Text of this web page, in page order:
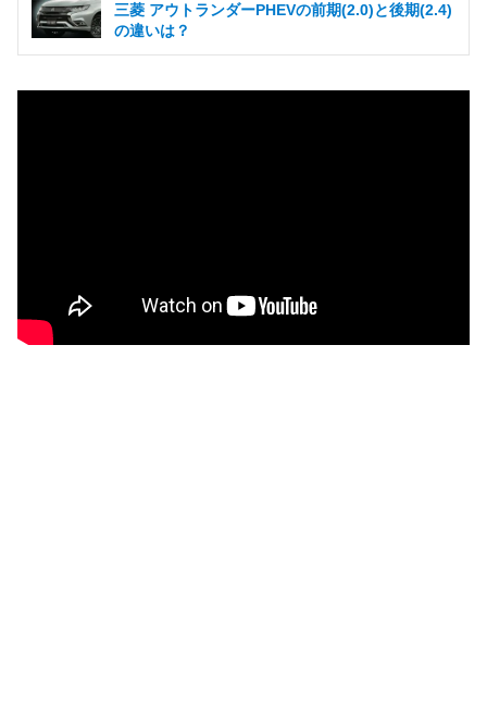
三菱 アウトランダーPHEVの前期(2.0)と後期(2.4)
の違いは？